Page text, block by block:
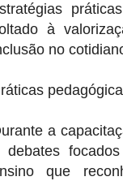
à
no
a
debates
que